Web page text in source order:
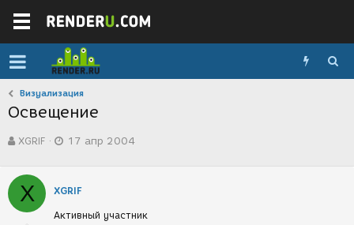
Визуализация
Освещение
в
о
р
т
е
XGRIF
а
с
з
17 апр 2004
X XGRIF
Активный участник